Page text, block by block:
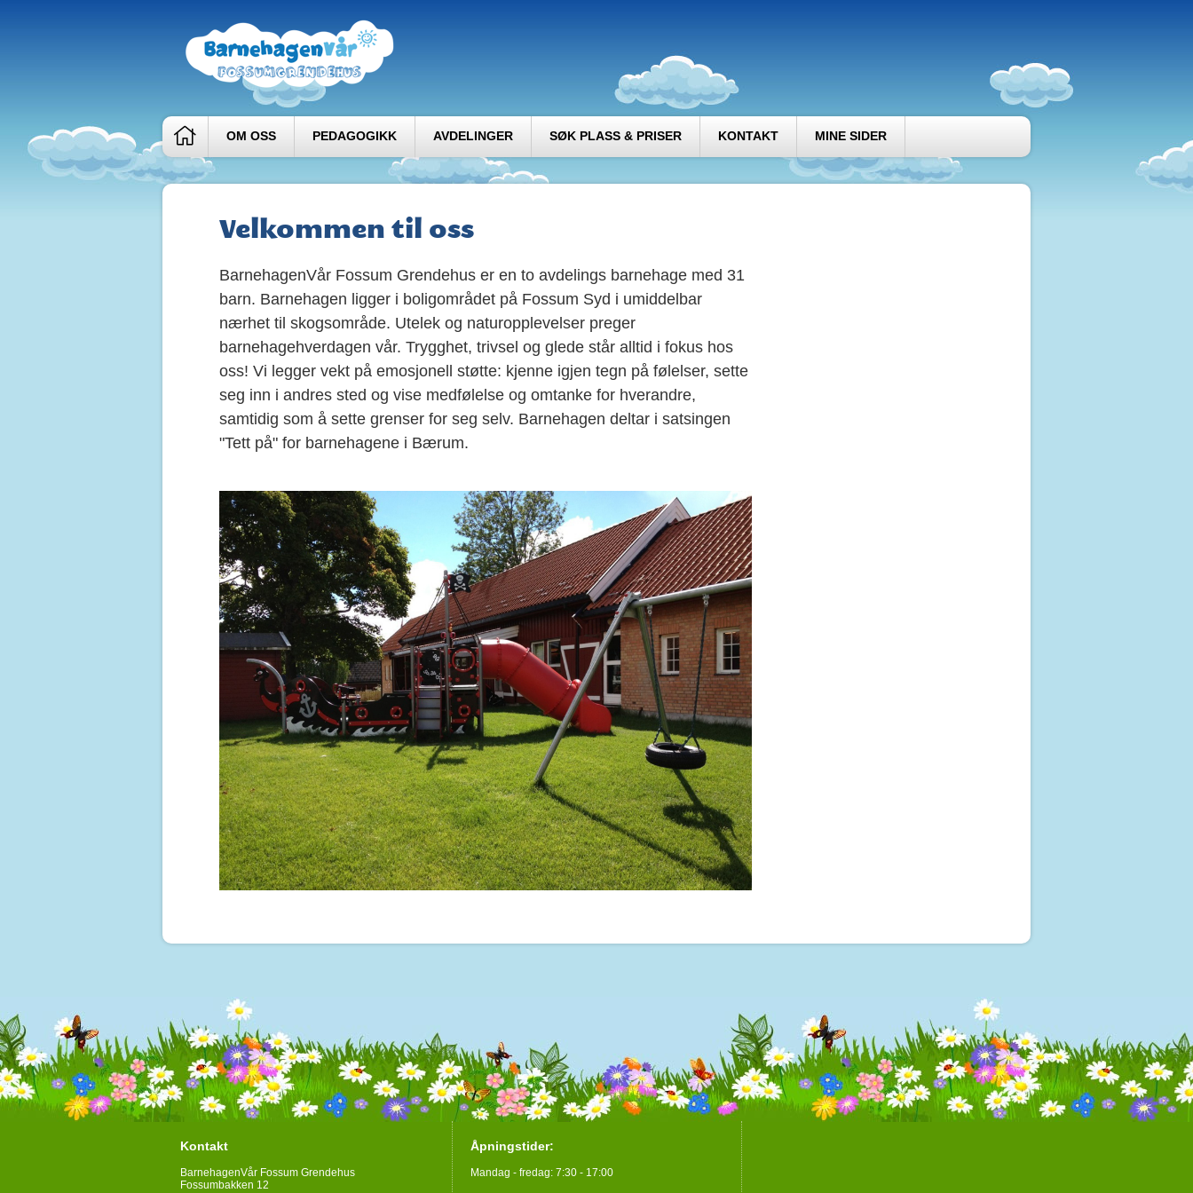
OM OSS PEDAGOGIKK AVDELINGER SØK PLASS & PRISER KONTAKT MINE SIDER
Velkommen til oss
BarnehagenVår Fossum Grendehus er en to avdelings barnehage med 31
barn. Barnehagen ligger i boligområdet på Fossum Syd i umiddelbar
nærhet til skogsområde. Utelek og naturopplevelser preger
barnehagehverdagen vår. Trygghet, trivsel og glede står alltid i fokus hos
oss! Vi legger vekt på emosjonell støtte: kjenne igjen tegn på følelser, sette
seg inn i andres sted og vise medfølelse og omtanke for hverandre,
samtidig som å sette grenser for seg selv. Barnehagen deltar i satsingen
"Tett på" for barnehagene i Bærum.
Kontakt
BarnehagenVår Fossum Grendehus
Fossumbakken 12
Åpningstider:
Mandag - fredag: 7:30 - 17:00